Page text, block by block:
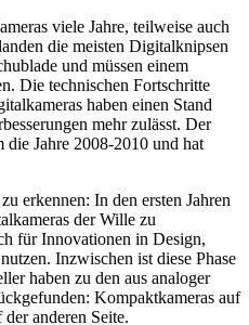
viele Jahre, teilweise auch
die meisten Digitalknipsen
und müssen einem
Die technischen Fortschritte
haben einen Stand
mehr zulässt. Der
Jahre 2008-2010 und hat
erkennen: In den ersten Jahren
der Wille zu
für Innovationen in Design,
Inzwischen ist diese Phase
haben zu den aus analoger
Kompaktkameras auf
anderen Seite.